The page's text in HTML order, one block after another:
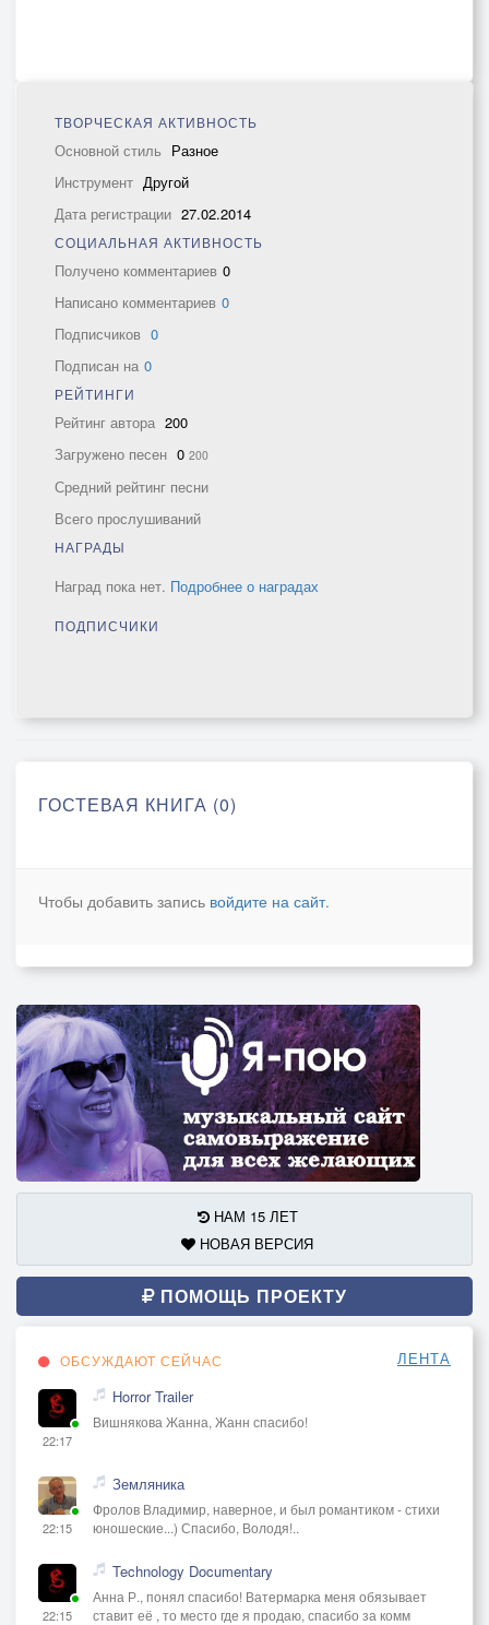
ТВОРЧЕСКАЯ АКТИВНОСТЬ
Основной стиль Разное
Инструмент Другой
Дата регистрации 27.02.2014
СОЦИАЛЬНАЯ АКТИВНОСТЬ
Получено комментариев 0
Написано комментариев 0
Подписчиков 0
Подписан на 0
РЕЙТИНГИ
Рейтинг автора 200
Загружено песен 0 200
Средний рейтинг песни
Всего прослушиваний
НАГРАДЫ
Наград пока нет. Подробнее о наградах
ПОДПИСЧИКИ
ГОСТЕВАЯ КНИГА (0)
Чтобы добавить запись войдите на сайт.
НАМ 15 ЛЕТ
НОВАЯ ВЕРСИЯ
ПОМОЩЬ ПРОЕКТУ
ОБСУЖДАЮТ СЕЙЧАС ЛЕНТА
22:17
Horror Trailer
Вишнякова Жанна, Жанн спасибо!
22:15
Земляника
Фролов Владимир, наверное, и был романтиком - стихи
юношеские...) Спасибо, Володя!..
22:15
Technology Documentary
Анна Р., понял спасибо! Ватермарка меня обязывает
ставит её , то место где я продаю, спасибо за комм